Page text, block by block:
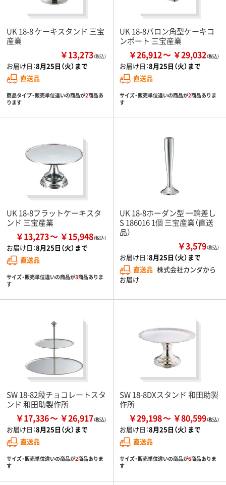
UK 18-8 ケーキスタンド 三宝
産業
￥13,273（税込）
お届け日：8月25日（火）まで
直送品
商品タイプ・販売単位違いの商品が2商品あ
ります
UK 18-8バロン角型ケーキコ
ンポート 三宝産業
￥26,912 ￥29,032
お届け日：8月25日（火）まで
直送品
サイズ・販売単位違いの商品が2商品ありま
す
UK 18-8フラットケーキスタ
ンド 三宝産業
￥13,273 ￥15,948
お届け日：8月25日（火）まで
直送品
サイズ・販売単位違いの商品が3商品ありま
す
UK 18-8ホーダン型 一輪差し
S 186016 1個 三宝産業（直送
品）
￥3,579（税込）
お届け日：8月25日（火）まで
直送品 株式会社カンダから
お届け
SW 18-82段チョコレートスタ
ンド 和田助製作所
￥17,336 ￥26,917
お届け日：8月25日（火）まで
直送品
サイズ・販売単位違いの商品が2商品ありま
す
SW 18-8DXスタンド 和田助製
作所
￥29,198 ￥80,599
お届け日：8月25日（火）まで
直送品
サイズ・販売単位違いの商品が6商品ありま
す